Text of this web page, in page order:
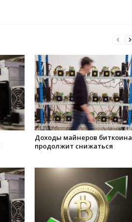
Доходы майнеров биткоина
продолжит снижаться